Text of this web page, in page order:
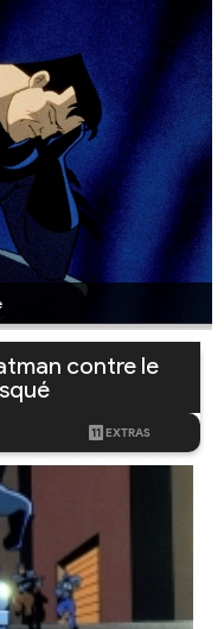
contre le
11 EXTRAS